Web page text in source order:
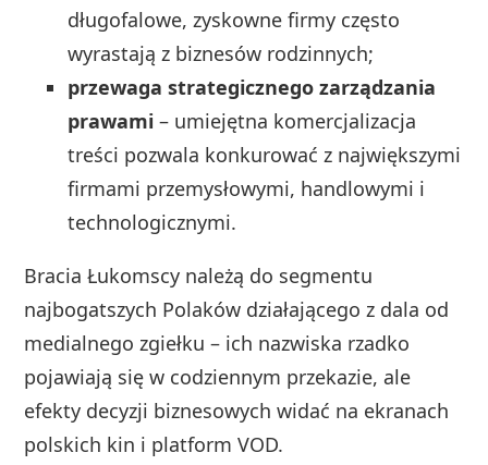
długofalowe, zyskowne firmy często
wyrastają z biznesów rodzinnych;
przewaga strategicznego zarządzania
prawami – umiejętna komercjalizacja
treści pozwala konkurować z największymi
firmami przemysłowymi, handlowymi i
technologicznymi.
Bracia Łukomscy należą do segmentu
najbogatszych Polaków działającego z dala od
medialnego zgiełku – ich nazwiska rzadko
pojawiają się w codziennym przekazie, ale
efekty decyzji biznesowych widać na ekranach
polskich kin i platform VOD.